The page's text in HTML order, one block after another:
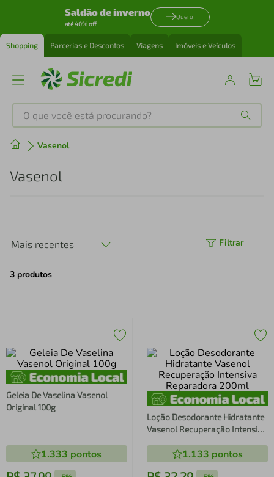
Saldão de inverno
até 40% off
Quero
Shopping Parcerias e Descontos Viagens Imóveis e Veículos
O que você está procurando?
Vasenol
Vasenol
Mais recentes Filtrar
3 produtos
Geleia De Vaselina Vasenol
Original 100g
1.333 pontos
Loção Desodorante Hidratante
Vasenol Recuperação Intensiva
1.133 pontos
Produtos mais buscados
tenis
perfume
4º air fryer